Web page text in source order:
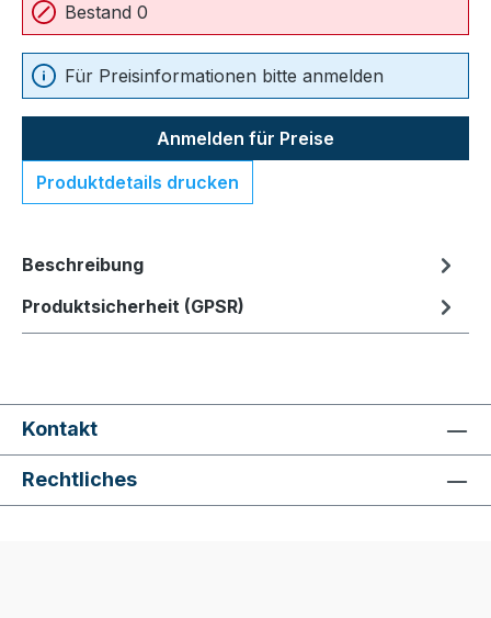
Bestand 0
Für Preisinformationen bitte anmelden
Anmelden für Preise
Produktdetails drucken
Beschreibung
Produktsicherheit (GPSR)
Kontakt
Rechtliches